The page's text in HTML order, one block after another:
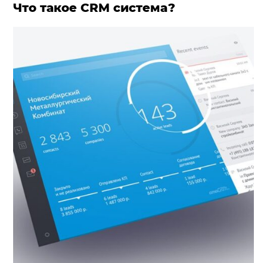
Что такое CRM система?